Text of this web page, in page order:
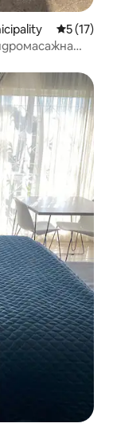
Средна
5 (17)